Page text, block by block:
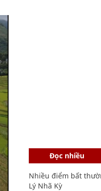
Đọc nhiều
Nhiều điểm bất
Lý Nhã Kỳ